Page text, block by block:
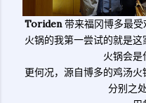
Toriden带来福冈博多最受
火锅的我第一尝试的就是
火锅会是
更何况，源自博多的鸡汤
分别之